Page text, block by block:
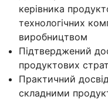
керівника
технологічних
виробництвом
Підтверджений
продуктових
Практичний
складними